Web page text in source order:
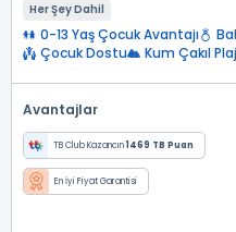
Her Şey Dahil
0-13 Yaş Çocuk Avantajı
Çocuk Dostu
Kum Çakıl Plaj
Avantajlar
TB Club Kazancın1469 TB Puan
En İyi Fiyat Garantisi